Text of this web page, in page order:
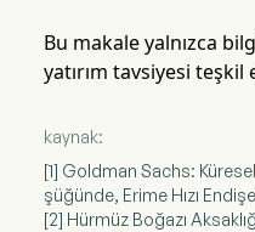
Bu makale yalnızca
yatırım tavsiyesi teşkil
kaynak:
[1] Goldman Sachs:
şüğünde, Erime Hızı
[2] Hürmüz Boğazı